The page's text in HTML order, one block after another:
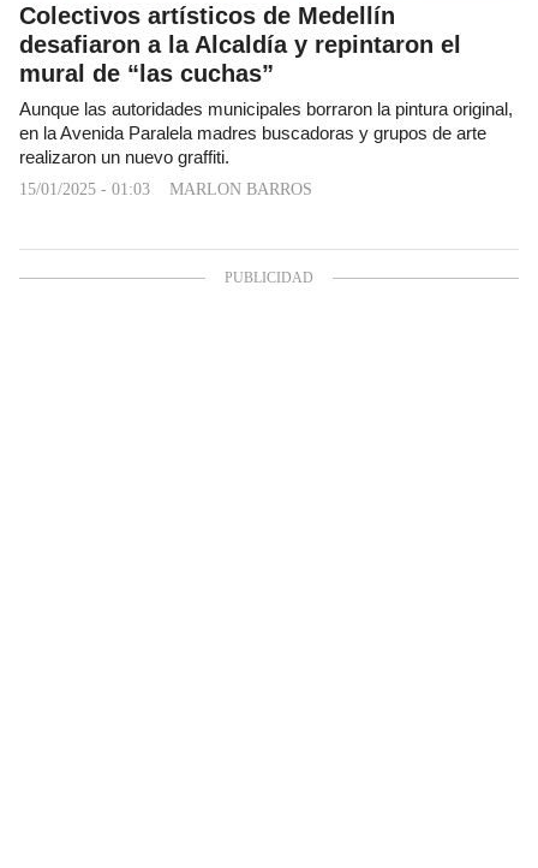
Colectivos artísticos de Medellín
desafiaron a la Alcaldía y repintaron el
mural de “las cuchas”
Aunque las autoridades municipales borraron la pintura original,
en la Avenida Paralela madres buscadoras y grupos de arte
realizaron un nuevo graffiti.
15/01/2025 - 01:03 MARLON BARROS